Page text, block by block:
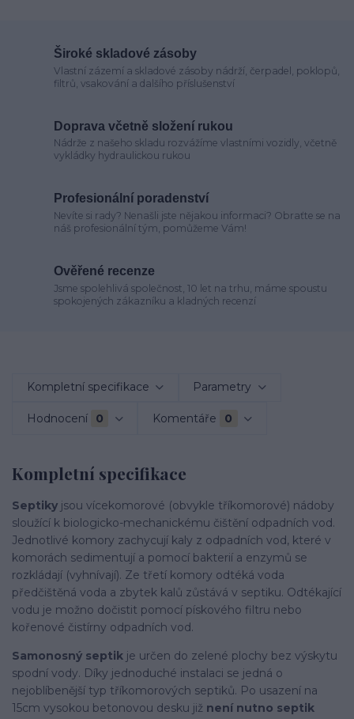
Široké skladové zásoby
Vlastní zázemí a skladové zásoby nádrží, čerpadel, poklopů,
filtrů, vsakování a dalšího příslušenství
Doprava včetně složení rukou
Nádrže z našeho skladu rozvážíme vlastními vozidly, včetně
vykládky hydraulickou rukou
Profesionální poradenství
Nevíte si rady? Nenašli jste nějakou informaci? Obraťte se na
náš profesionální tým, pomůžeme Vám!
Ověřené recenze
Jsme spolehlivá společnost, 10 let na trhu, máme spoustu
spokojených zákazníku a kladných recenzí
Kompletní specifikace Parametry
Hodnocení 0 Komentáře 0
Kompletní specifikace
Septiky jsou vícekomorové (obvykle tříkomorové) nádoby
sloužící k biologicko-mechanickému čištění odpadních vod.
Jednotlivé komory zachycují kaly z odpadních vod, které v
komorách sedimentují a pomocí bakterií a enzymů se
rozkládají (vyhnívají). Ze třetí komory odtéká voda
předčištěná voda a zbytek kalů zůstává v septiku. Odtékající
vodu je možno dočistit pomocí pískového filtru nebo
kořenové čistírny odpadních vod.
Samonosný septik je určen do zelené plochy bez výskytu
spodní vody. Díky jednoduché instalaci se jedná o
nejoblíbenější typ tříkomorových septiků. Po usazení na
15cm vysokou betonovou desku již není nutno septik